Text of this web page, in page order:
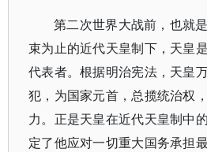
第二次世界大战前，也就
束为止的近代天皇制下，天皇
代表者。根据明治宪法，天皇
犯，为国家元首，总揽统治权
力。正是天皇在近代天皇制中
定了他应对一切重大国务承担